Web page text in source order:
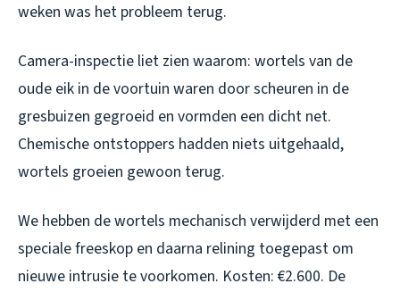
weken was het probleem terug.
Camera-inspectie liet zien waarom: wortels van de
oude eik in de voortuin waren door scheuren in de
gresbuizen gegroeid en vormden een dicht net.
Chemische ontstoppers hadden niets uitgehaald,
wortels groeien gewoon terug.
We hebben de wortels mechanisch verwijderd met een
speciale freeskop en daarna relining toegepast om
nieuwe intrusie te voorkomen. Kosten: €2.600. De